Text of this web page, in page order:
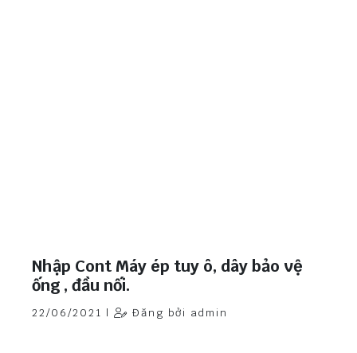
Nhập Cont Máy ép tuy ô, dây bảo vệ
ống , đầu nối.
22/06/2021 | Đăng bởi admin